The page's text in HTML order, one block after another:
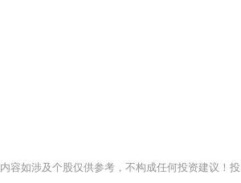
内容如涉及个股仅供参考，不构成任何投资建议！